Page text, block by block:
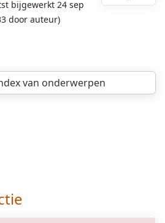
bijgewerkt 24 sep
door auteur)
van onderwerpen